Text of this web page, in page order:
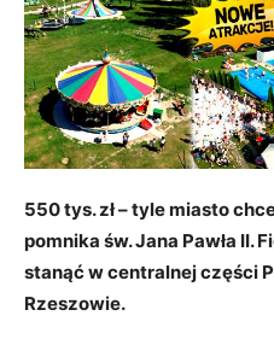
550 tys. zł – tyle miasto
pomnika św. Jana Pawła II.
stanąć w centralnej części
Rzeszowie.